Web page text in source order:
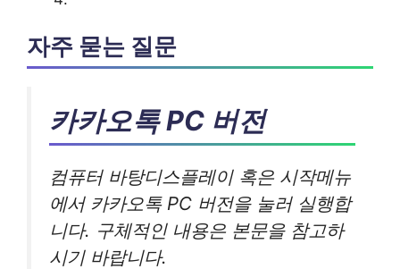
자주 묻는 질문
카카오톡 PC 버전
컴퓨터 바탕디스플레이 혹은 시작메뉴
에서 카카오톡 PC 버전을 눌러 실행합
니다. 구체적인 내용은 본문을 참고하
시기 바랍니다.